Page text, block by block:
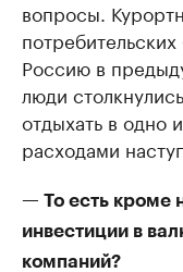
вопросы.
Россию в
люди
отдыхать в одно
расходами
— То есть кроме
инвестиции в
компаний?